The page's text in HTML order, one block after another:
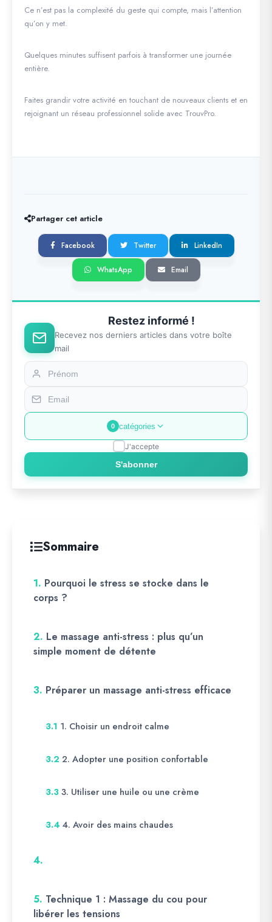
Ce n’est pas la complexité du geste qui compte, mais l’attention
qu’on y met.
Quelques minutes suffisent parfois à transformer une journée
entière.
Faites grandir votre activité en touchant de nouveaux clients et en
rejoignant un réseau professionnel solide avec TrouvPro.
Partager cet article
Facebook Twitter LinkedIn
WhatsApp Email
Restez informé !
Recevez nos derniers articles dans votre boîte
mail
0 catégories
J'accepte
S'abonner
Sommaire
1. Pourquoi le stress se stocke dans le
corps ?
2. Le massage anti-stress : plus qu’un
simple moment de détente
3. Préparer un massage anti-stress efficace
3.1 1. Choisir un endroit calme
3.2 2. Adopter une position confortable
3.3 3. Utiliser une huile ou une crème
3.4 4. Avoir des mains chaudes
4.
5. Technique 1 : Massage du cou pour
libérer les tensions